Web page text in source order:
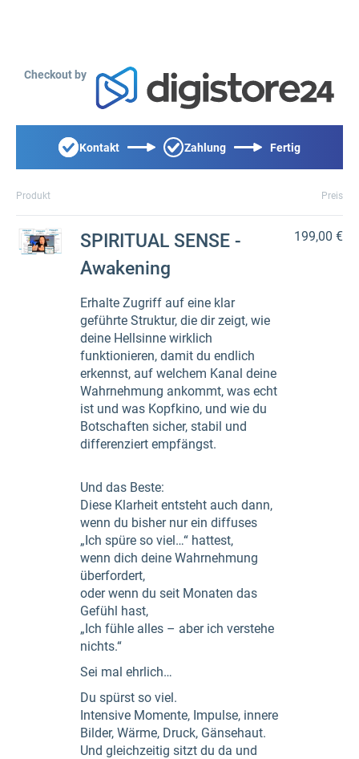
Checkout by
Kontakt Zahlung Fertig
Produkt Preis
SPIRITUAL SENSE -
Awakening
Erhalte Zugriff auf eine klar
geführte Struktur, die dir zeigt, wie
deine Hellsinne wirklich
funktionieren, damit du endlich
erkennst, auf welchem Kanal deine
Wahrnehmung ankommt, was echt
ist und was Kopfkino, und wie du
Botschaften sicher, stabil und
differenziert empfängst.
Und das Beste:
Diese Klarheit entsteht auch dann,
wenn du bisher nur ein diffuses
„Ich spüre so viel…“ hattest,
wenn dich deine Wahrnehmung
überfordert,
oder wenn du seit Monaten das
Gefühl hast,
„Ich fühle alles – aber ich verstehe
nichts.“
Sei mal ehrlich…
Du spürst so viel.
Intensive Momente, Impulse, innere
Bilder, Wärme, Druck, Gänsehaut.
Und gleichzeitig sitzt du da und
199,00 €